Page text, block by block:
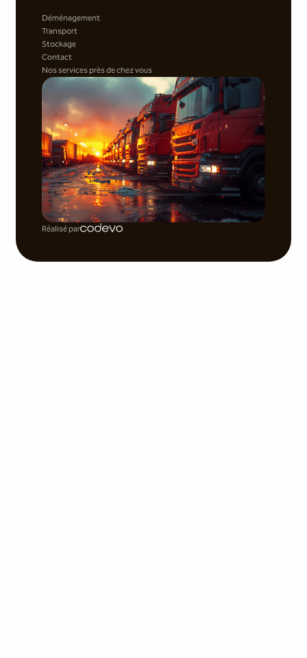
Déménagement
Transport
Stockage
Contact
Nos services près de chez vous
Réalisé par